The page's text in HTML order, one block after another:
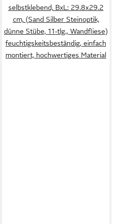
selbstklebend, BxL: 29.8x29.2
cm, (Sand Silber Steinoptik,
dünne Stübe, 11-tlg., Wandfliese)
feuchtigskeitsbeständig, einfach
montiert, hochwertiges Material